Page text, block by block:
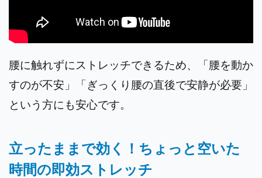
腰に触れずにストレッチできるため、「腰を動か
すのが不安」「ぎっくり腰の直後で安静が必要」
という方にも安心です。
立ったままで効く！ちょっと空いた
時間の即効ストレッチ